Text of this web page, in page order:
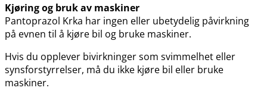
Kjøring og bruk av maskiner
Pantoprazol Krka har ingen eller ubetydelig påvirkning
på evnen til å kjøre bil og bruke maskiner.
Hvis du opplever bivirkninger som svimmelhet eller
synsforstyrrelser, må du ikke kjøre bil eller bruke
maskiner.